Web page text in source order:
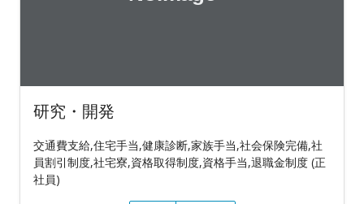
研究・開発
交通費支給,住宅手当,健康診断,家族手当,社会保険完備,社
員割引制度,社宅寮,資格取得制度,資格手当,退職金制度 (正
社員)